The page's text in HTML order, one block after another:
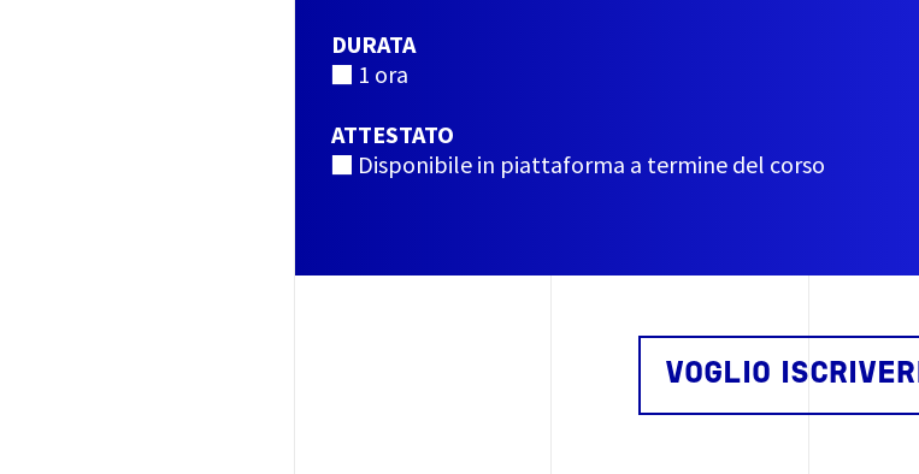
DURATA
■ 1 ora
ATTESTATO
■ Disponibile in piattaforma a termine del corso
VOGLIO